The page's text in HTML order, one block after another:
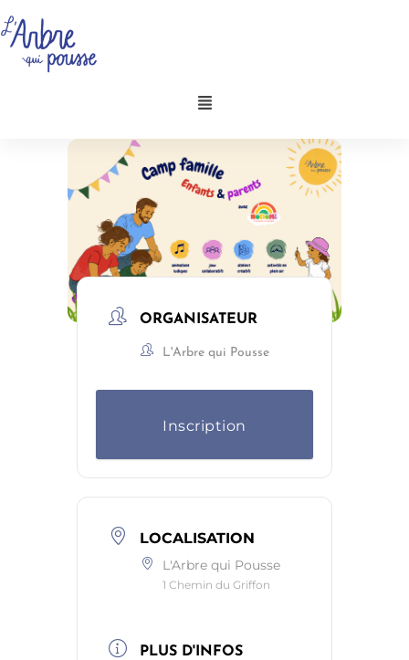
au
contenu
Menu
ORGANISATEUR
L'Arbre qui Pousse
Inscription
LOCALISATION
L'Arbre qui Pousse
1 Chemin du Griffon
PLUS D'INFOS